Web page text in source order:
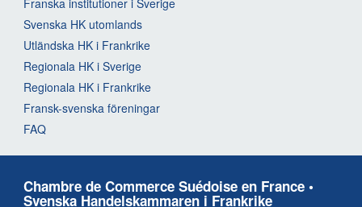
Svenska HK utomlands
Utländska HK i Frankrike
Regionala HK i Sverige
Regionala HK i Frankrike
Fransk-svenska föreningar
FAQ
Chambre de Commerce Suédoise en France •
Svenska Handelskammaren i Frankrike